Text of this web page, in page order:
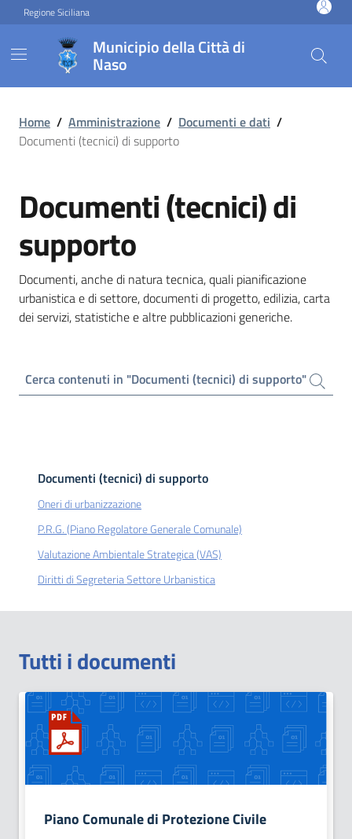
Vai ai contenuti
Vai al footer
Regione Siciliana
Municipio della Città di
Naso
Documenti (tecnici) di
Home / Amministrazione / Documenti e dati /
Documenti (tecnici) di supporto
Documenti (tecnici) di
supporto
Documenti, anche di natura tecnica, quali pianificazione
urbanistica e di settore, documenti di progetto, edilizia, carta
dei servizi, statistiche e altre pubblicazioni generiche.
Cerca contenuti in "Documenti (tecnici) di supporto"
Documenti (tecnici) di supporto
Oneri di urbanizzazione
P.R.G. (Piano Regolatore Generale Comunale)
Valutazione Ambientale Strategica (VAS)
Diritti di Segreteria Settore Urbanistica
Tutti i documenti
Piano Comunale di Protezione Civile